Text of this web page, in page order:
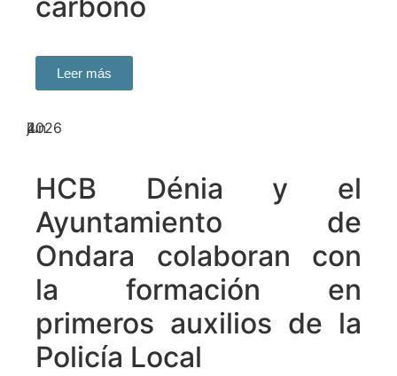
Leer más
4
jun
2026
HCB Dénia y el
Ayuntamiento de
Ondara colaboran con
la formación en
primeros auxilios de la
Policía Local